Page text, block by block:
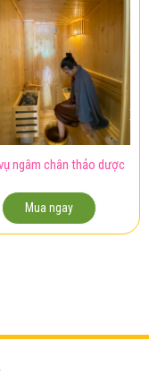
ngâm chân thảo dược
Mua ngay